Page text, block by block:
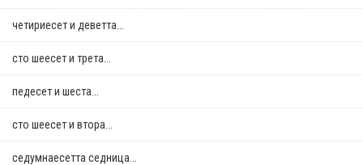
четириесет и деветта...
сто шеесет и трета...
педесет и шеста...
сто шеесет и втора...
седумнаесетта седница...